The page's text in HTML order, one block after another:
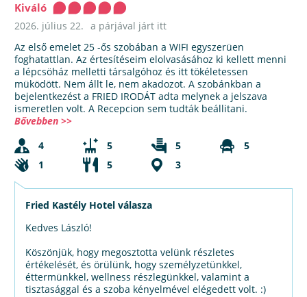
Kiváló
2026. július 22. a párjával járt itt
Az első emelet 25 -ős szobában a WIFI egyszerüen
foghatattlan. Az értesítéseim elolvasásához ki kellett menni
a lépcsöház melletti társalgóhoz és itt tökéletessen
müködött. Nem állt le, nem akadozot. A szobánkban a
bejelentkezést a FRIED IRODÁT adta melynek a jelszava
ismeretlen volt. A Recepcion sem tudták beállitani.
Bővebben >>
4
5 5
5
1
5 3
Fried Kastély Hotel válasza
Kedves László!
Köszönjük, hogy megosztotta velünk részletes
értékelését, és örülünk, hogy személyzetünkkel,
éttermünkkel, wellness részlegünkkel, valamint a
tisztasággal és a szoba kényelmével elégedett volt. :)